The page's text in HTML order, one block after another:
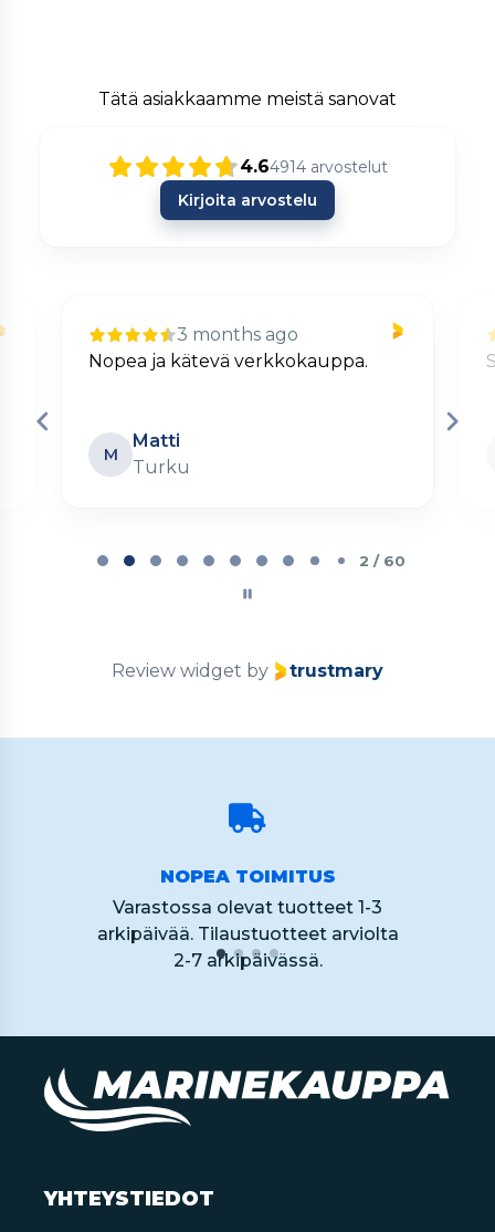
Tätä asiakkaamme meistä sanovat
4.64914 arvostelut
Kirjoita arvostelu
3 months ago
Nopea ja kätevä verkkokauppa.
M
Matti
Turku
2 / 60
Review widget by trustmary
NOPEA TOIMITUS
Varastossa olevat tuotteet 1-3
arkipäivää. Tilaustuotteet arviolta
2-7 arkipäivässä.
YHTEYSTIEDOT